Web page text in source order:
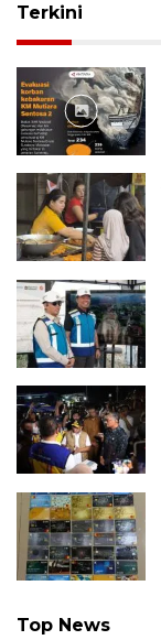
Terkini
Top News